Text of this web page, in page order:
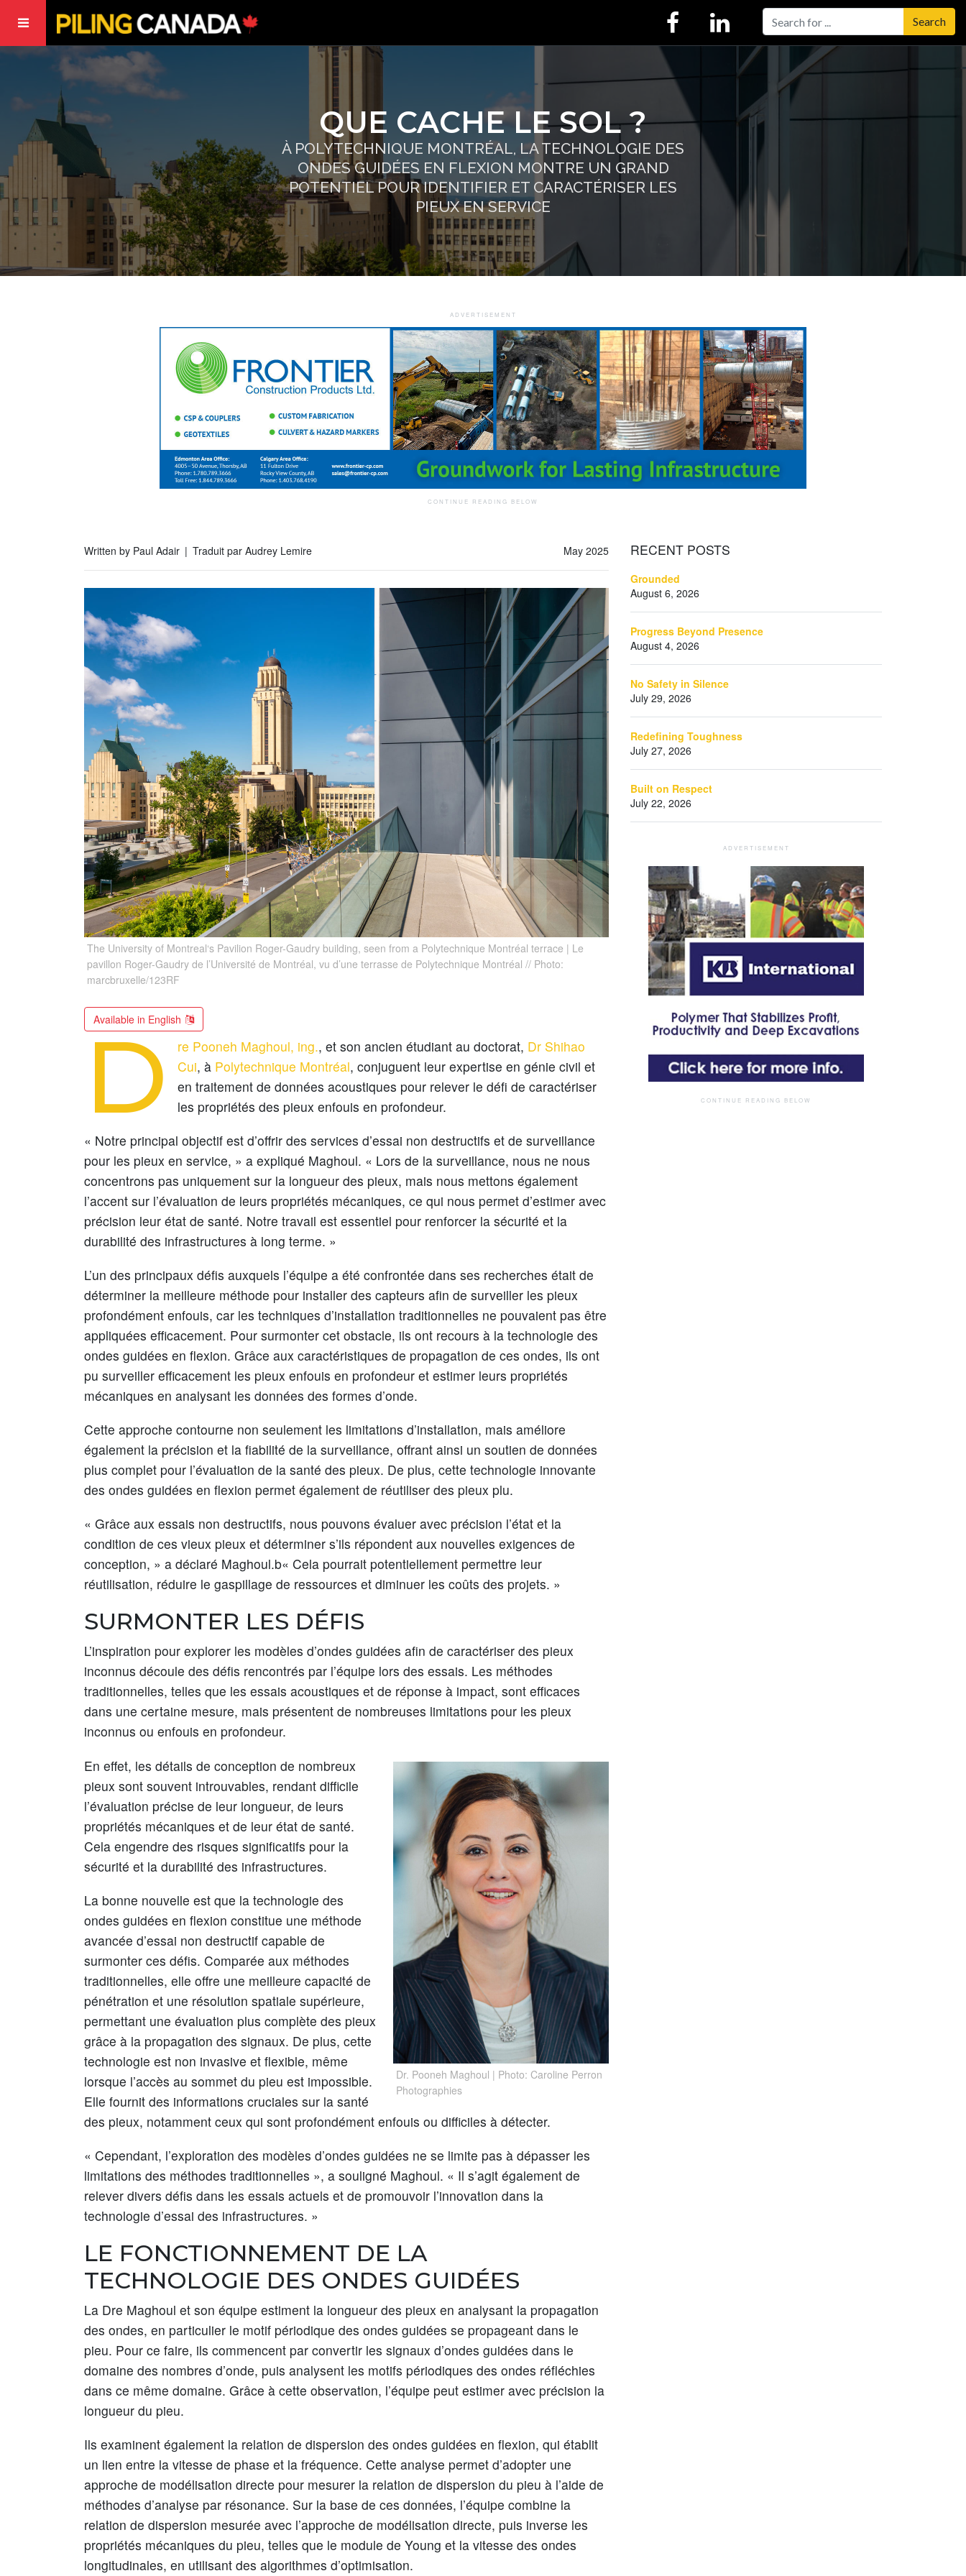
Search
QUE CACHE LE SOL ?
À POLYTECHNIQUE MONTRÉAL, LA TECHNOLOGIE DES
ONDES GUIDÉES EN FLEXION MONTRE UN GRAND
POTENTIEL POUR IDENTIFIER ET CARACTÉRISER LES
PIEUX EN SERVICE
Written by Paul Adair | Traduit par Audrey Lemire May 2025
The University of Montreal‘s Pavilion Roger-Gaudry building, seen from a Polytechnique Montréal terrace | Le
pavillon Roger-Gaudry de l’Université de Montréal, vu d’une terrasse de Polytechnique Montréal // Photo:
marcbruxelle/123RF
Available in English
D re Pooneh Maghoul, ing., et son ancien étudiant au doctorat, Dr Shihao
Cui, à Polytechnique Montréal, conjuguent leur expertise en génie civil et
en traitement de données acoustiques pour relever le défi de caractériser
les propriétés des pieux enfouis en profondeur.
« Notre principal objectif est d’offrir des services d’essai non destructifs et de surveillance
pour les pieux en service, » a expliqué Maghoul. « Lors de la surveillance, nous ne nous
concentrons pas uniquement sur la longueur des pieux, mais nous mettons également
l’accent sur l’évaluation de leurs propriétés mécaniques, ce qui nous permet d’estimer avec
précision leur état de santé. Notre travail est essentiel pour renforcer la sécurité et la
durabilité des infrastructures à long terme. »
L’un des principaux défis auxquels l’équipe a été confrontée dans ses recherches était de
déterminer la meilleure méthode pour installer des capteurs afin de surveiller les pieux
profondément enfouis, car les techniques d’installation traditionnelles ne pouvaient pas être
appliquées efficacement. Pour surmonter cet obstacle, ils ont recours à la technologie des
ondes guidées en flexion. Grâce aux caractéristiques de propagation de ces ondes, ils ont
pu surveiller efficacement les pieux enfouis en profondeur et estimer leurs propriétés
mécaniques en analysant les données des formes d’onde.
Cette approche contourne non seulement les limitations d’installation, mais améliore
également la précision et la fiabilité de la surveillance, offrant ainsi un soutien de données
plus complet pour l’évaluation de la santé des pieux. De plus, cette technologie innovante
des ondes guidées en flexion permet également de réutiliser des pieux plu.
« Grâce aux essais non destructifs, nous pouvons évaluer avec précision l’état et la
condition de ces vieux pieux et déterminer s’ils répondent aux nouvelles exigences de
conception, » a déclaré Maghoul.b« Cela pourrait potentiellement permettre leur
réutilisation, réduire le gaspillage de ressources et diminuer les coûts des projets. »
SURMONTER LES DÉFIS
L’inspiration pour explorer les modèles d’ondes guidées afin de caractériser des pieux
inconnus découle des défis rencontrés par l’équipe lors des essais. Les méthodes
traditionnelles, telles que les essais acoustiques et de réponse à impact, sont efficaces
dans une certaine mesure, mais présentent de nombreuses limitations pour les pieux
inconnus ou enfouis en profondeur.
Dr. Pooneh Maghoul | Photo: Caroline Perron
Photographies
En effet, les détails de conception de nombreux
pieux sont souvent introuvables, rendant difficile
l’évaluation précise de leur longueur, de leurs
propriétés mécaniques et de leur état de santé.
Cela engendre des risques significatifs pour la
sécurité et la durabilité des infrastructures.
La bonne nouvelle est que la technologie des
ondes guidées en flexion constitue une méthode
avancée d’essai non destructif capable de
surmonter ces défis. Comparée aux méthodes
traditionnelles, elle offre une meilleure capacité de
pénétration et une résolution spatiale supérieure,
permettant une évaluation plus complète des pieux
grâce à la propagation des signaux. De plus, cette
technologie est non invasive et flexible, même
lorsque l’accès au sommet du pieu est impossible.
Elle fournit des informations cruciales sur la santé
des pieux, notamment ceux qui sont profondément enfouis ou difficiles à détecter.
« Cependant, l’exploration des modèles d’ondes guidées ne se limite pas à dépasser les
limitations des méthodes traditionnelles », a souligné Maghoul. « Il s’agit également de
relever divers défis dans les essais actuels et de promouvoir l’innovation dans la
technologie d’essai des infrastructures. »
LE FONCTIONNEMENT DE LA
TECHNOLOGIE DES ONDES GUIDÉES
La Dre Maghoul et son équipe estiment la longueur des pieux en analysant la propagation
des ondes, en particulier le motif périodique des ondes guidées se propageant dans le
pieu. Pour ce faire, ils commencent par convertir les signaux d’ondes guidées dans le
domaine des nombres d’onde, puis analysent les motifs périodiques des ondes réfléchies
dans ce même domaine. Grâce à cette observation, l’équipe peut estimer avec précision la
longueur du pieu.
Ils examinent également la relation de dispersion des ondes guidées en flexion, qui établit
un lien entre la vitesse de phase et la fréquence. Cette analyse permet d’adopter une
approche de modélisation directe pour mesurer la relation de dispersion du pieu à l’aide de
méthodes d’analyse par résonance. Sur la base de ces données, l’équipe combine la
relation de dispersion mesurée avec l’approche de modélisation directe, puis inverse les
propriétés mécaniques du pieu, telles que le module de Young et la vitesse des ondes
longitudinales, en utilisant des algorithmes d’optimisation.
RECENT POSTS
Grounded
August 6, 2026
Progress Beyond Presence
August 4, 2026
No Safety in Silence
July 29, 2026
Redefining Toughness
July 27, 2026
Built on Respect
July 22, 2026